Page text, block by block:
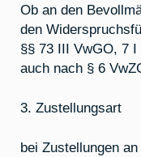
Ob an den
den
§§ 73 III VwGO, 7
auch nach § 6
3. Zustellungsart
bei Zustellungen an